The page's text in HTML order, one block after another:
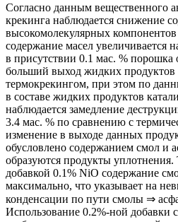
Согласно данным вещественного
крекинга наблюдается снижение
высокомолекулярных
содержание масел увеличивается
в присутствии 0.1 мас. % порошка
больший выход жидких
термокрекингом, при этом по
в составе жидких продуктов
наблюдается замедление
3.4 мас. % по сравнению с
изменение в выходе данных
обусловлено содержанием смол и
образуются продукты
добавкой 0.1% NiO содержание
максимально, что указывает на
конденсации по пути смолы ⇒
Использование 0.2%-ной добавки